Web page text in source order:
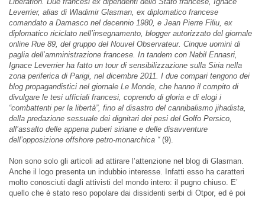
Leverrier, alias di Wladimir Glasman, ex diplomatico francese
comandato a Damasco nel decennio 1980, e Jean Pierre Filiu, ex
diplomatico riciclato nell’insegnamento, blogger autorizzato del giornale
online Rue 89, del gruppo del Nouvel Observateur. Cinque uomini di
paglia dell’amministrazione francese. In tandem con Nabil Ennasri,
Ignace Leverrier ha fatto un tour di sensibilizzazione sulla Siria nella
zona periferica di Parigi, nel dicembre 2011. I due compari tengono dei
blog propagandistici nel giornale Le Monde, che hanno il compito di
divulgare le tesi ufficiali francesi, coprendo di gloria e di elogi i
“combattenti per la libertà”, fino al disastro del cannibalismo jihadista,
della predazione sessuale dei dignitari dei pesi del Golfo Persico,
all’assalto delle appena puberi siriane e delle disavventure
dell’opposizione offshore petro-monarchica “(9).
Non sono solo gli articoli ad attirare l’attenzione nel blog di Glasman.
Anche il logo presenta un indubbio interesse. Infatti esso ha caratteri
molto conosciuti dagli attivisti del mondo intero: il pugno chiuso. E’
quello che è stato reso popolare dai dissidenti serbi di Otpor, ed è poi